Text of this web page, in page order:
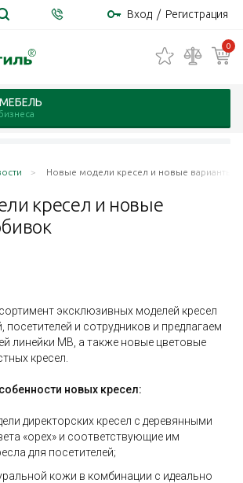
Вход / Регистрация
0
Новые модели кресел и новые варианты
кресел и новые
эксклюзивных моделей кресел
посетителей и сотрудников и предлагаем
линейки MB, а также новые цветовые
кресел.
новых кресел:
директорских кресел с деревянными
«орех» и соответствующие им
для посетителей;
кожи в комбинации с идеально